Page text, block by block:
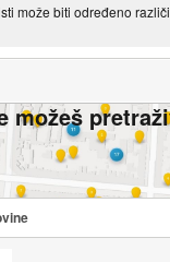
može biti određeno
možeš